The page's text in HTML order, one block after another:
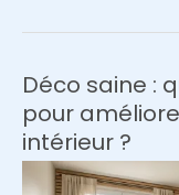
béton
pour
effacer
la
Déco saine :
pour
intérieur ?